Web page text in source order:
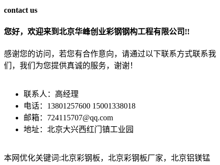
contact us
您好，欢迎来到北京华峰创业彩钢钢构工程有限公司!!
感谢您的访问，若您有合作意向，请通过以下联系方式联系我
们，我们为您提供真诚的服务，谢谢！
联系人：高经理
电话：13801257600 15001338018
邮箱：724115707@qq.com
地址：北京大兴西红门镇工业园
本网优化关键词:北京彩钢板，北京彩钢板厂家，北京铝镁锰